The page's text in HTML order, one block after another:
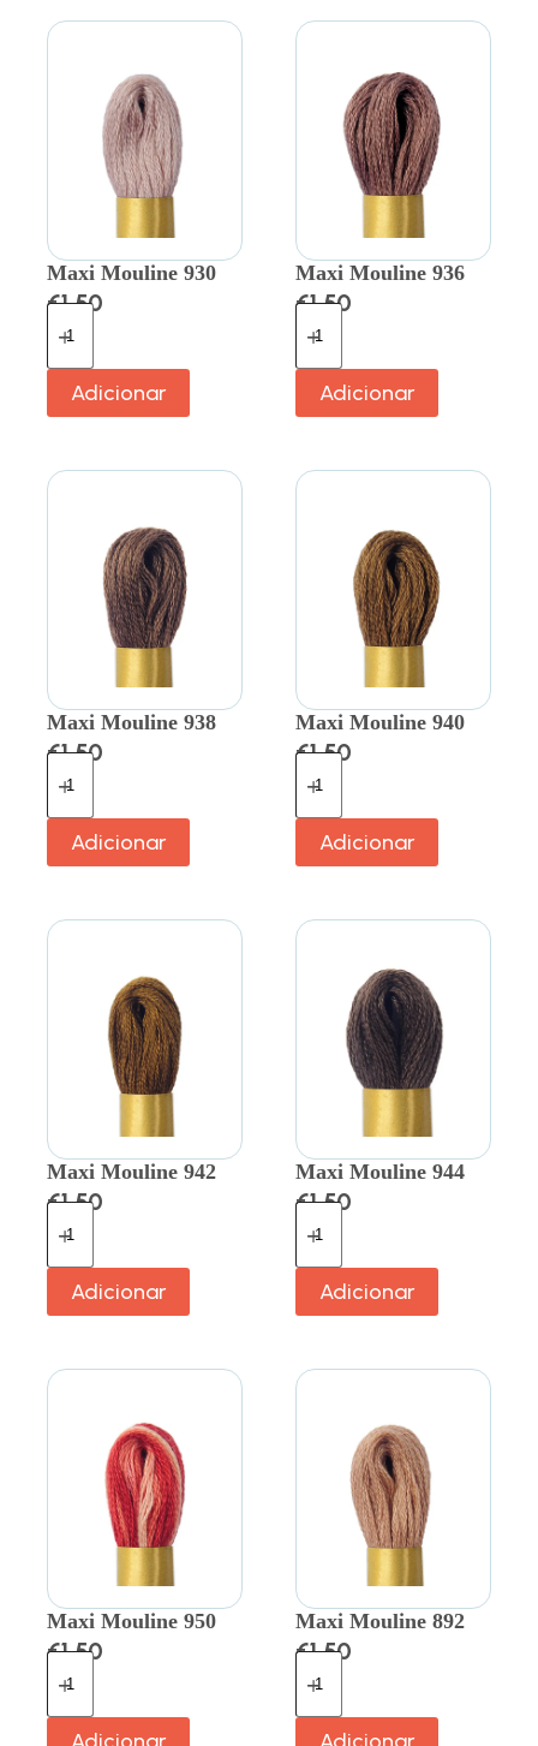
Maxi Mouline 930
€1.50
Adicionar
Maxi Mouline 936
€1.50
Adicionar
Maxi Mouline 938
€1.50
Adicionar
Maxi Mouline 940
€1.50
Adicionar
Maxi Mouline 942
€1.50
Adicionar
Maxi Mouline 944
€1.50
Adicionar
Maxi Mouline 950
€1.50
Maxi Mouline 892
€1.50